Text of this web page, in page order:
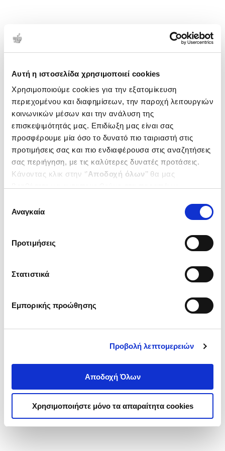
Αυτή η ιστοσελίδα χρησιμοποιεί cookies
Χρησιμοποιούμε cookies για την εξατομίκευση
περιεχομένου και διαφημίσεων, την παροχή λειτουργιών
κοινωνικών μέσων και την ανάλυση της
επισκεψιμότητάς μας. Επιδίωξη μας είναι σας
προσφέρουμε μία όσο το δυνατό πιο ταιριαστή στις
προτιμήσεις σας και πιο ενδιαφέρουσα στις αναζητήσεις
σας περιήγηση, με τις καλύτερες δυνατές προτάσεις.
Κάνοντας κλικ στην ‘’Αποδοχή όλων’’ θα μας
ενδιαφέρουν και να επιλέξετε από τα παρακάτω με την
΄΄και να ενημερωθείτε σχετικά με
συγκατάθεσης
Αναγκαία
Προτιμήσεις
Στατιστικά
Εμπορικής προώθησης
Προβολή λεπτομερειών
Αποδοχή Όλων
Χρησιμοποιήστε μόνο τα απαραίτητα cookies